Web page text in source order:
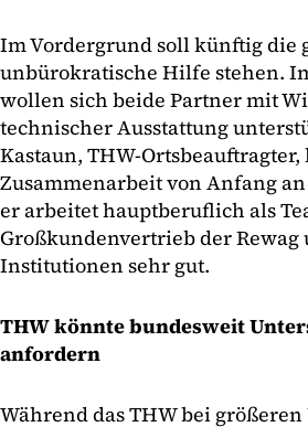
Im Vordergrund soll künftig die
unbürokratische Hilfe stehen.
wollen sich beide Partner mit
technischer Ausstattung
Kastaun, THW-Ortsbeauftragter,
Zusammenarbeit von Anfang
er arbeitet hauptberuflich als
Großkundenvertrieb der Rewag
Institutionen sehr gut.
THW könnte bundesweit
anfordern
Während das THW bei